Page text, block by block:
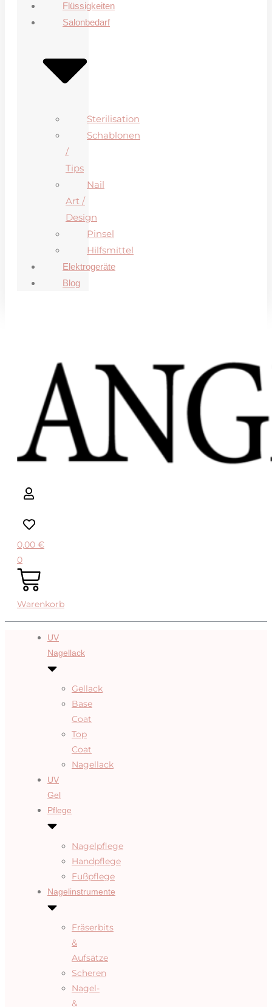
Flüssigkeiten
Salonbedarf
Sterilisation
Schablonen
/
Tips
Nail
Art /
Design
Pinsel
Hilfsmittel
Elektrogeräte
Blog
0,00 €
0
Warenkorb
UV
Nagellack
Gellack
Base
Coat
Top
Coat
Nagellack
UV
Gel
Pflege
Nagelpflege
Handpflege
Fußpflege
Nagelinstrumente
Fräserbits
&
Aufsätze
Scheren
Nagel-
&